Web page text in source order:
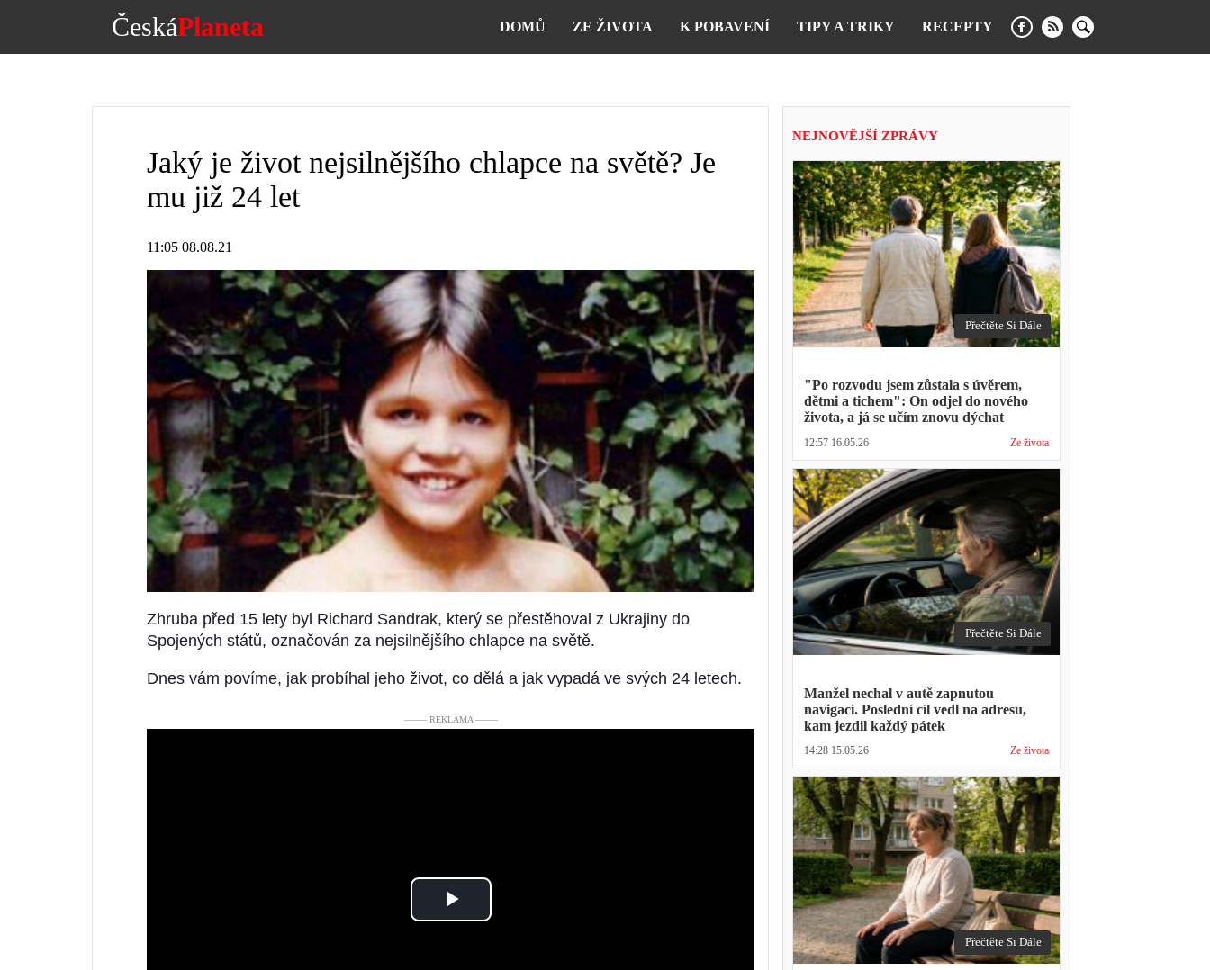
ČeskáPlaneta DOMŮ ZE ŽIVOTA K POBAVENÍ TIPY A TRIKY RECEPTY
Jaký je život nejsilnějšího chlapce na světě? Je
mu již 24 let
11:05 08.08.21
Zhruba před 15 lety byl Richard Sandrak, který se přestěhoval z Ukrajiny do
Spojených států, označován za nejsilnějšího chlapce na světě.
Dnes vám povíme, jak probíhal jeho život, co dělá a jak vypadá ve svých 24 letech.
––––– REKLAMA –––––
Play
NEJNOVĚJŠÍ ZPRÁVY
Přečtěte Si Dále
"Po rozvodu jsem zůstala s úvěrem,
dětmi a tichem": On odjel do nového
života, a já se učím znovu dýchat
12:57 16.05.26 Ze života
Přečtěte Si Dále
Manžel nechal v autě zapnutou
navigaci. Poslední cíl vedl na adresu,
kam jezdil každý pátek
14:28 15.05.26 Ze života
Přečtěte Si Dále